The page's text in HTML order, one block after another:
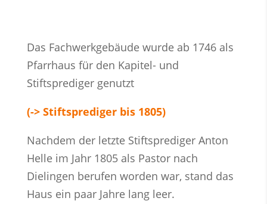
Das Fachwerkgebäude wurde ab 1746 als
Pfarrhaus für den Kapitel- und
Stiftsprediger genutzt
(-> Stiftsprediger bis 1805)
Nachdem der letzte Stiftsprediger Anton
Helle im Jahr 1805 als Pastor nach
Dielingen berufen worden war, stand das
Haus ein paar Jahre lang leer.